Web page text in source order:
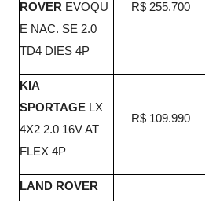
ROVER EVOQU
E NAC. SE 2.0
TD4 DIES 4P
R$ 255.700
KIA
SPORTAGE LX
4X2 2.0 16V AT
FLEX 4P
R$ 109.990
LAND ROVER